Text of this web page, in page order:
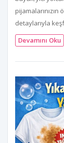
pijamalarınızın
detaylarıyla
Devamını Oku